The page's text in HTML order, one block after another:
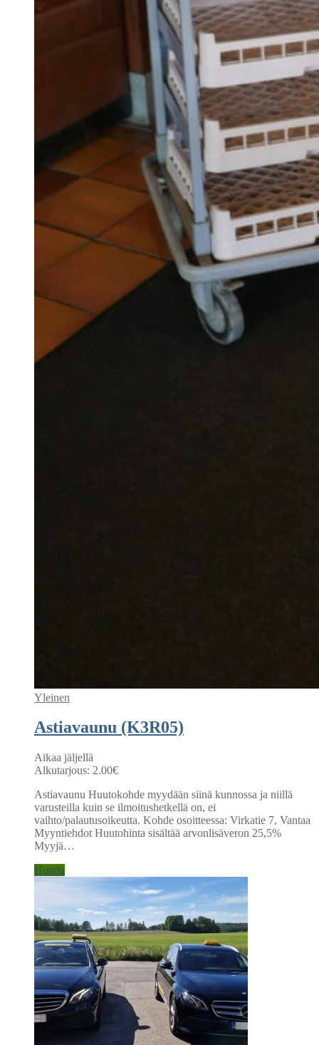
Yleinen
Astiavaunu (K3R05)
Aikaa jäljellä
Alkutarjous: 2.00€
Astiavaunu Huutokohde myydään siinä kunnossa ja niillä
varusteilla kuin se ilmoitushetkellä on, ei
vaihto/palautusoikeutta. Kohde osoitteessa: Virkatie 7, Vantaa
Myyntiehdot Huutohinta sisältää arvonlisäveron 25,5%
Myyjä…
Huuda